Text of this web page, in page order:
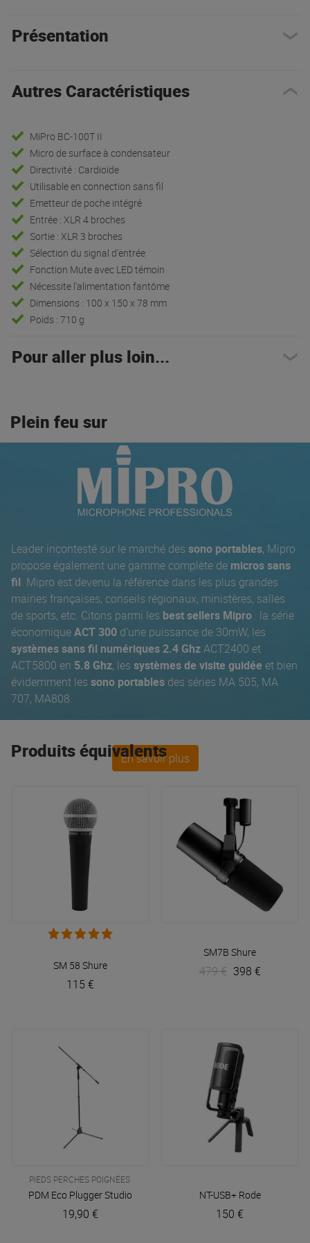
Présentation
Autres Caractéristiques
MiPro BC-100T II
Micro de surface à condensateur
Directivité : Cardioïde
Utilisable en connection sans fil
Emetteur de poche intégré
Entrée : XLR 4 broches
Sortie : XLR 3 broches
Sélection du signal d'entrée
Fonction Mute avec LED témoin
Nécessite l'alimentation fantôme
Dimensions : 100 x 150 x 78 mm
Poids : 710 g
Pour aller plus loin...
Plein feu sur
Leader incontesté sur le marché des sono portables, Mipro
propose également une gamme complète de micros sans
fil. Mipro est devenu la référence dans les plus grandes
mairies françaises, conseils régionaux, ministères, salles
de sports, etc. Citons parmi les best sellers Mipro : la série
économiqueACT 300 d’une puissance de 30mW, les
systèmes sans fil numériques 2.4 GhzACT2400 et
ACT5800 en 5.8 Ghz, les systèmes de visite guidée et bien
évidemment les sono portables des séries MA 505, MA
707, MA808.
En savoir plus
Produits équivalents
SM 58 Shure
115 €
SM7B Shure
479 € 398 €
PIEDS PERCHES POIGNÉES
PDM Eco Plugger Studio
19,90 €
NT-USB+ Rode
150 €